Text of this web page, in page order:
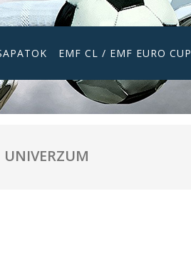
EMF CL / EMF EURO CUP
UNIVERZUM